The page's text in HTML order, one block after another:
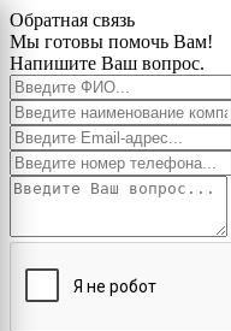
Обратная связь
Мы готовы помочь Вам!
Напишите Ваш вопрос.